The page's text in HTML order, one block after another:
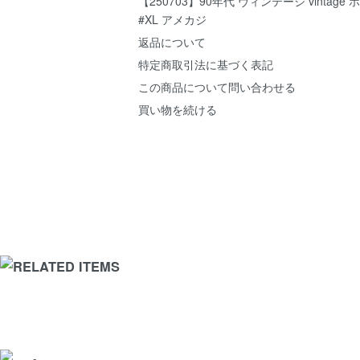
#XL アメカジ
返品について
特定商取引法に基づく表記
この商品について問い合わせる
買い物を続ける